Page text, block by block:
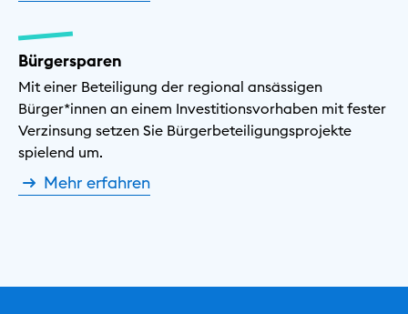
Bürgersparen
Mit einer Beteiligung der regional ansässigen
Bürger*innen an einem Investitionsvorhaben mit fester
Verzinsung setzen Sie Bürgerbeteiligungsprojekte
spielend um.
Mehr erfahren